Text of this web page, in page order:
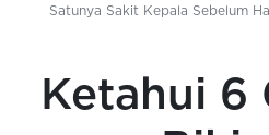
Satunya Sakit Kepala Sebelum
Ketahui 6